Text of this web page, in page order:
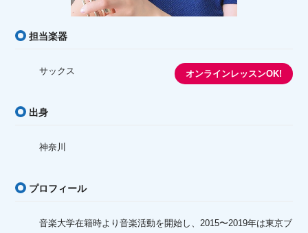
担当楽器
サックス オンラインレッスンOK!
出身
神奈川
プロフィール
音楽大学在籍時より音楽活動を開始し、2015〜2019年は東京ブ